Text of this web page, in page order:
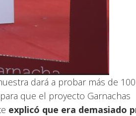
dará a probar más de 100
que el proyecto Garnachas
explicó que era demasiado